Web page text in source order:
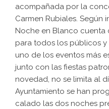
acompañada por la
Carmen Rubiales. Según
Noche en Blanco cuenta
para todos los públicos
uno de los eventos más
junto con las fiestas
novedad, no se limita al
Ayuntamiento se han
calado las dos noches